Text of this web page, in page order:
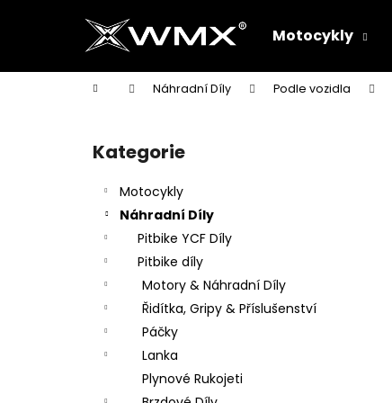
Motocykly
Domů Náhradní Díly Podle vozidla
Přeskočit
kategorie
Kategorie
Motocykly
Náhradní Díly
Pitbike YCF Díly
Pitbike díly
Motory & Náhradní Díly
Řidítka, Gripy & Příslušenství
Páčky
Lanka
Plynové Rukojeti
í
Zpět
do
Zpět
do